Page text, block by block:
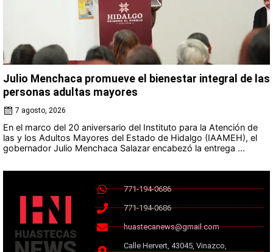
Julio Menchaca promueve el bienestar integral de las
personas adultas mayores
7 agosto, 2026
En el marco del 20 aniversario del Instituto para la Atención de
las y los Adultos Mayores del Estado de Hidalgo (IAAMEH), el
gobernador Julio Menchaca Salazar encabezó la entrega ...
771-194-0686
771-194-0686
huastecanews@gmail.com
Calle Hervert, 43045, Vinazco,